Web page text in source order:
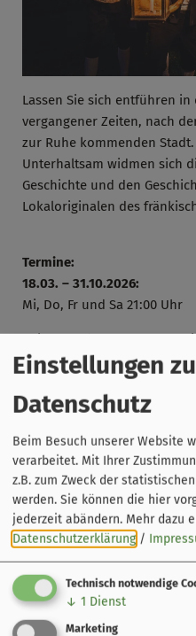
Lassen Sie sich entführen
vergangener Zeiten, nach
zur Ruhe kommenden Stadt.
Unterhaltsam widmen sich
Geschichte und den
Lokaloriginalen des
Termine:
18.03. – 31.10.2026:
Mi, Do, Fr und Sa 21:00 Uhr
Keine Rundgänge am
Hinweise:
Diese Führung kann auch für
Einstellungen
Datenschutz
Beim Besuch unserer Website
verarbeitet. Mit Ihrer
z.B. zum Zweck der
werden. Sie können die hier
jederzeit abändern. Mehr dazu
Datenschutzerklärung /
Technisch notwendige
↓ 1 Dienst
Marketing